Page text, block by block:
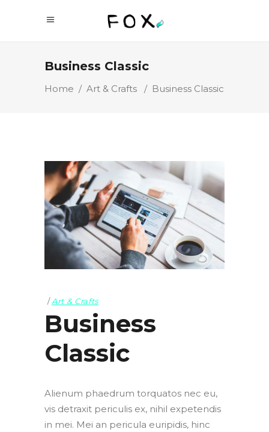
Business Classic
Home / Art & Crafts / Business Classic
Art & Crafts
Business
Classic
Alienum phaedrum torquatos nec eu,
vis detraxit periculis ex, nihil expetendis
in mei. Mei an pericula euripidis, hinc